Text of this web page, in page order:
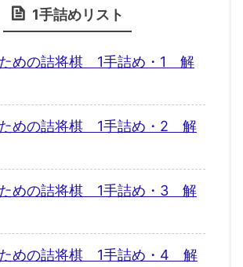
1手詰めリスト
めの詰将棋 1手詰め・1 解
めの詰将棋 1手詰め・2 解
めの詰将棋 1手詰め・3 解
めの詰将棋 1手詰め・4 解